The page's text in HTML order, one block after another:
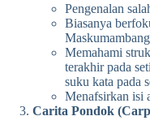
Pengenalan
Biasanya
Memahami
terakhir pada
suku kata pada
Menafsirkan isi
Carita Pondok